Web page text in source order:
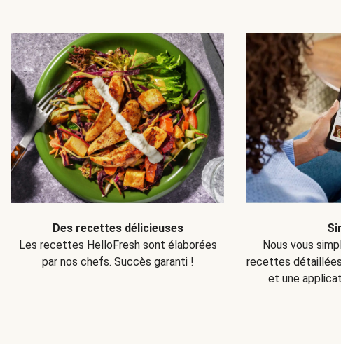
Des recettes délicieuses
Les recettes HelloFresh sont élaborées
par nos chefs. Succès garanti !
Nous vous
recettes
et une